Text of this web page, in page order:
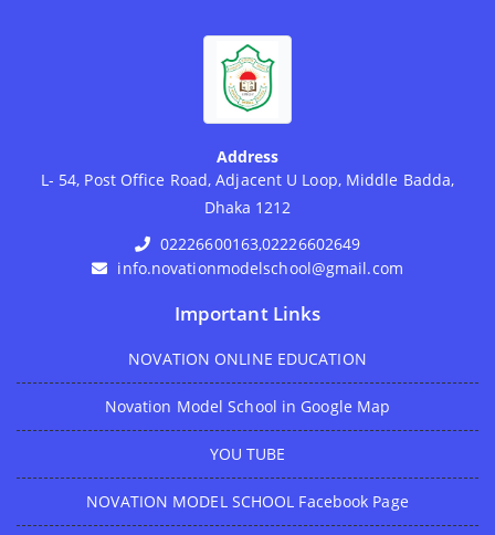
Address
L- 54, Post Office Road, Adjacent U Loop, Middle Badda,
Dhaka 1212
02226600163,02226602649
info.novationmodelschool@gmail.com
Important Links
NOVATION ONLINE EDUCATION
Novation Model School in Google Map
YOU TUBE
NOVATION MODEL SCHOOL Facebook Page